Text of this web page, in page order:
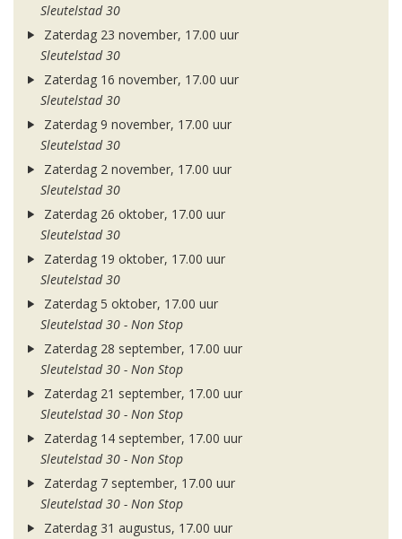
Sleutelstad 30
Zaterdag 23 november, 17.00 uur
Sleutelstad 30
Zaterdag 16 november, 17.00 uur
Sleutelstad 30
Zaterdag 9 november, 17.00 uur
Sleutelstad 30
Zaterdag 2 november, 17.00 uur
Sleutelstad 30
Zaterdag 26 oktober, 17.00 uur
Sleutelstad 30
Zaterdag 19 oktober, 17.00 uur
Sleutelstad 30
Zaterdag 5 oktober, 17.00 uur
Sleutelstad 30 - Non Stop
Zaterdag 28 september, 17.00 uur
Sleutelstad 30 - Non Stop
Zaterdag 21 september, 17.00 uur
Sleutelstad 30 - Non Stop
Zaterdag 14 september, 17.00 uur
Sleutelstad 30 - Non Stop
Zaterdag 7 september, 17.00 uur
Sleutelstad 30 - Non Stop
Zaterdag 31 augustus, 17.00 uur